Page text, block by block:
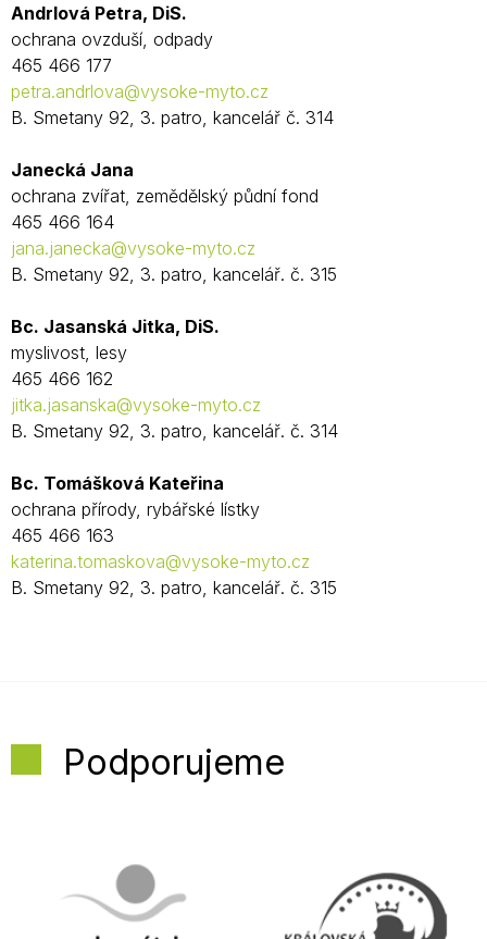
Andrlová Petra, DiS.
ochrana ovzduší, odpady
465 466 177
petra.andrlova@vysoke-myto.cz
B. Smetany 92, 3. patro, kancelář č. 314
Janecká Jana
ochrana zvířat, zemědělský půdní fond
465 466 164
jana.janecka@vysoke-myto.cz
B. Smetany 92, 3. patro, kancelář. č. 315
Bc. Jasanská Jitka, DiS.
myslivost, lesy
465 466 162
jitka.jasanska@vysoke-myto.cz
B. Smetany 92, 3. patro, kancelář. č. 314
Bc. Tomášková Kateřina
ochrana přírody, rybářské lístky
465 466 163
katerina.tomaskova@vysoke-myto.cz
B. Smetany 92, 3. patro, kancelář. č. 315
Podporujeme